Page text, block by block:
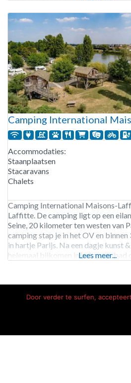
zoals een workshop, pijl-en-boog
huttenbouwen, circusacts en
Camping International
Accommodaties:
Staanplaatsen
Stacaravans
Chalets
Camping International Maisons-
Laffitte. De camping ligt op een
Seine, 20 kilometer ten westen van
camping stap je in het OV en binnen
in hartje Parijs. Na een dagje kunst
helemaal bijkomen in het zwembad
Lees meer...
Door verder te surfen,